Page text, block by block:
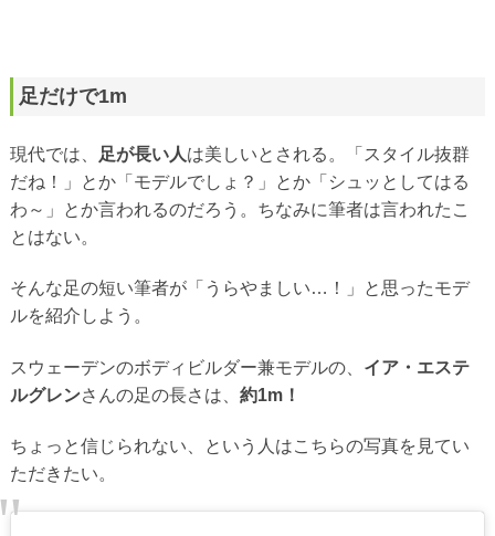
足だけで1m
現代では、 足が長い人は美しいとされる。「スタイル抜群
だね！」とか「モデルでしょ？」とか「シュッとしてはる
わ～」とか言われるのだろう。ちなみに筆者は言われたこ
とはない。
そんな足の短い筆者が「うらやましい…！」と思ったモデ
ルを紹介しよう。
スウェーデンのボディビルダー兼モデルの、 イア・エステ
ルグレンさんの足の長さは、 約1m！
ちょっと信じられない、という人はこちらの写真を見てい
ただきたい。